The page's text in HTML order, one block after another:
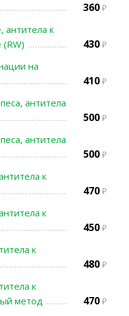
360
антитела к
430
на
410
антитела
500
антитела
500
к
470
к
450
к
480
к
метод
470